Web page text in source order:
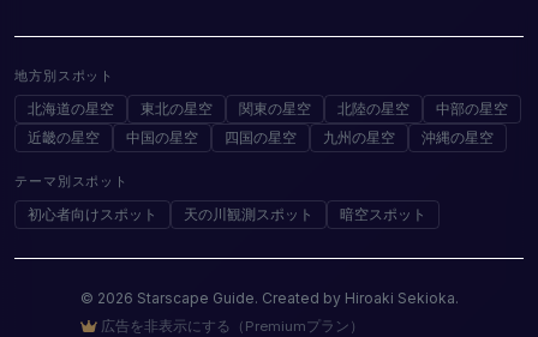
地方別スポット
北海道の星空 東北の星空 関東の星空 北陸の星空
中部の星空
近畿の星空
中国の星空 四国の星空 九州の星空 沖縄の星空
テーマ別スポット
初心者向けスポット 天の川観測スポット 暗空スポット
© 2026 Starscape Guide. Created by Hiroaki Sekioka.
広告を非表示にする（Premiumプラン）